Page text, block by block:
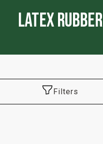
Latex Rubber
Filters